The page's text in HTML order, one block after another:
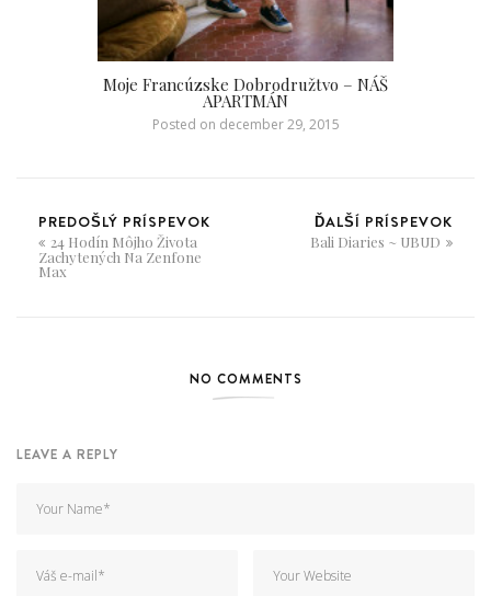
Moje Francúzske Dobrodružtvo – NÁŠ
APARTMÁN
Posted on december 29, 2015
PREDOŠLÝ PRÍSPEVOK
24 Hodín Môjho Života
Zachytených Na Zenfone
Max
ĎALŠÍ PRÍSPEVOK
Bali Diaries ~ UBUD
NO COMMENTS
LEAVE A REPLY